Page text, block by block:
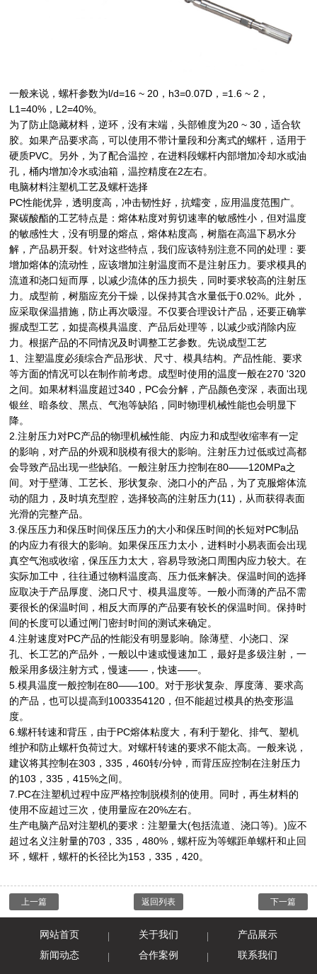
一般来说，螺杆参数为l/d=16 ~ 20，h3=0.07D，=1.6 ~ 2，
L1=40%，L2=40%。
为了防止隐藏材料，逆环，没有末端，头部锥度为20 ~ 30，适合软
胶。如果产品要求高，可以使用不带计量段和分离式的螺杆，适用于
硬质PVC。另外，为了配合温控，在进料段螺杆内部增加冷却水或油
孔，桶内增加冷水或油箱，温控精度在2左右。
电脑材料注塑机工艺及螺杆选择
PC性能优异，透明度高，冲击韧性好，抗蠕变，应用温度范围广。
聚碳酸酯的工艺特点是：熔体粘度对剪切速率的敏感性小，但对温度
的敏感性大，没有明显的熔点，熔体粘度高，树脂在高温下易水分
解，产品易开裂。针对这些特点，我们应该特别注意不同的处理：要
增加熔体的流动性，应该增加注射温度而不是注射压力。要求模具的
流道和浇口短而厚，以减少流体的压力损失，同时要求较高的注射压
力。成型前，树脂应充分干燥，以保持其含水量低于0.02%。此外，
应采取保温措施，防止再次吸湿。不仅要合理设计产品，还要正确掌
握成型工艺，如提高模具温度、产品后处理等，以减少或消除内应
力。根据产品的不同情况及时调整工艺参数。先说成型工艺
1、注塑温度必须综合产品形状、尺寸、模具结构。产品性能、要求
等方面的情况可以在制作前考虑。成型时使用的温度一般在270 '320
之间。如果材料温度超过340，PC会分解，产品颜色变深，表面出现
银丝、暗条纹、黑点、气泡等缺陷，同时物理机械性能也会明显下
降。
2.注射压力对PC产品的物理机械性能、内应力和成型收缩率有一定
的影响，对产品的外观和脱模有很大的影响。注射压力过低或过高都
会导致产品出现一些缺陷。一般注射压力控制在80——120MPa之
间。对于壁薄、工艺长、形状复杂、浇口小的产品，为了克服熔体流
动的阻力，及时填充型腔，选择较高的注射压力(11)，从而获得表面
光滑的完整产品。
3.保压压力和保压时间保压压力的大小和保压时间的长短对PC制品
的内应力有很大的影响。如果保压压力太小，进料时小易表面会出现
真空气泡或收缩，保压压力太大，容易导致浇口周围内应力较大。在
实际加工中，往往通过物料温度高、压力低来解决。保温时间的选择
应取决于产品厚度、浇口尺寸、模具温度等。一般小而薄的产品不需
要很长的保温时间，相反大而厚的产品要有较长的保温时间。保持时
间的长度可以通过闸门密封时间的测试来确定。
4.注射速度对PC产品的性能没有明显影响。除薄壁、小浇口、深
孔、长工艺的产品外，一般以中速或慢速加工，最好是多级注射，一
般采用多级注射方式，慢速——，快速——。
5.模具温度一般控制在80——100。对于形状复杂、厚度薄、要求高
的产品，也可以提高到1003354120，但不能超过模具的热变形温
度。
6.螺杆转速和背压，由于PC熔体粘度大，有利于塑化、排气、塑机
维护和防止螺杆负荷过大。对螺杆转速的要求不能太高。一般来说，
建议将其控制在303，335，460转/分钟，而背压应控制在注射压力
的103，335，415%之间。
7.PC在注塑机过程中应严格控制脱模剂的使用。同时，再生材料的
使用不应超过三次，使用量应在20%左右。
生产电脑产品对注塑机的要求：注塑量大(包括流道、浇口等)。)应不
超过名义注射量的703，335，480%，螺杆应为等螺距单螺杆和止回
环，螺杆，螺杆的长径比为153，335，420。
上一篇 下一篇
返回列表
网站首页 关于我们
产品展示
新闻动态
合作案例 联系我们